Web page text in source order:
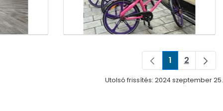
Oldal
1 Oldal
2
Utolsó frissítés: 2024 szeptember 25.